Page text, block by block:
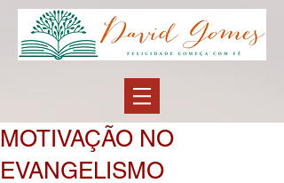
MOTIVAÇÃO NO
EVANGELISMO